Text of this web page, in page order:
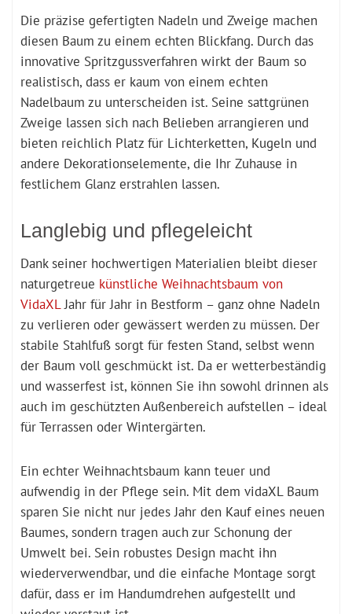
Die präzise gefertigten Nadeln und Zweige machen
diesen Baum zu einem echten Blickfang. Durch das
innovative Spritzgussverfahren wirkt der Baum so
realistisch, dass er kaum von einem echten
Nadelbaum zu unterscheiden ist. Seine sattgrünen
Zweige lassen sich nach Belieben arrangieren und
bieten reichlich Platz für Lichterketten, Kugeln und
andere Dekorationselemente, die Ihr Zuhause in
festlichem Glanz erstrahlen lassen.
Langlebig und pflegeleicht
Dank seiner hochwertigen Materialien bleibt dieser
naturgetreue künstliche Weihnachtsbaum von
VidaXLJahr für Jahr in Bestform – ganz ohne Nadeln
zu verlieren oder gewässert werden zu müssen. Der
stabile Stahlfuß sorgt für festen Stand, selbst wenn
der Baum voll geschmückt ist. Da er wetterbeständig
und wasserfest ist, können Sie ihn sowohl drinnen als
auch im geschützten Außenbereich aufstellen – ideal
für Terrassen oder Wintergärten.
Ein echter Weihnachtsbaum kann teuer und
aufwendig in der Pflege sein. Mit dem vidaXL Baum
sparen Sie nicht nur jedes Jahr den Kauf eines neuen
Baumes, sondern tragen auch zur Schonung der
Umwelt bei. Sein robustes Design macht ihn
wiederverwendbar, und die einfache Montage sorgt
dafür, dass er im Handumdrehen aufgestellt und